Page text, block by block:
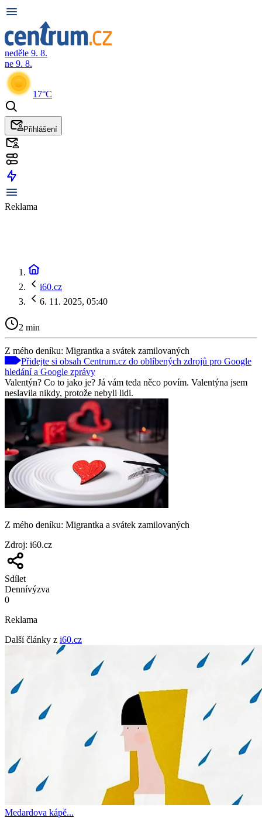
neděle 9. 8.
ne 9. 8.
17°C
Přihlášení
Reklama
i60.cz
6. 11. 2025, 05:40
2 min
Z mého deníku: Migrantka a svátek zamilovaných
Přidejte si obsah Centrum.cz do oblíbených zdrojů pro Google
hledání a Google zprávy
Valentýn? Co to jako je? Já vám teda něco povím. Valentýna jsem
neslavila nikdy, protože nebyli lidi.
Z mého deníku: Migrantka a svátek zamilovaných
Zdroj: i60.cz
Sdílet
Dennívýzva
0
Reklama
Další články z i60.cz
Medardova kápě...